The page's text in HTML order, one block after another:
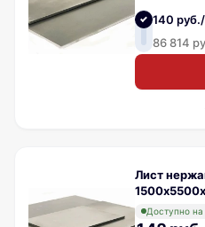
140
86 814
Лист
Доступно на